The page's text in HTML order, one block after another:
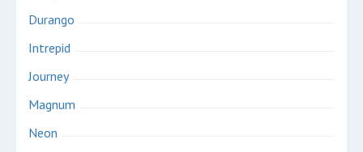
Durango
Intrepid
Journey
Magnum
Neon